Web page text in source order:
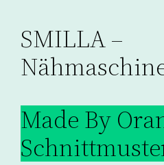
SMILLA –
Made By